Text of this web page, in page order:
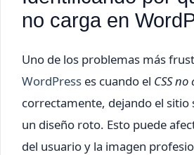
no carga en
Uno de los problemas más
WordPress es cuando el CSS
correctamente, dejando el sitio
un diseño roto. Esto puede
del usuario y la imagen